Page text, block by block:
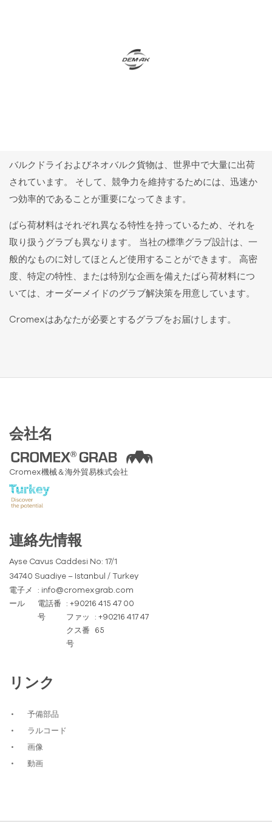
バルクドライおよびネオバルク貨物は、世界中で大量に出荷
されています。 そして、競争力を維持するためには、迅速か
つ効率的であることが重要になってきます。
ばら荷材料はそれぞれ異なる特性を持っているため、それを
取り扱うグラブも異なります。 当社の標準グラブ設計は、一
般的なものに対してほとんど使用することができます。 高密
度、特定の特性、または特別な企画を備えたばら荷材料につ
いては、オーダーメイドのグラブ解決策を用意しています。
Cromexはあなたが必要とするグラブをお届けします。
会社名
Cromex機械＆海外貿易株式会社
連絡先情報
Ayse Cavus Caddesi No: 17/1
34740 Suadiye – Istanbul / Turkey
電子メ
ール
: info@cromexgrab.com
電話番
号
: +90216 415 47 00
ファッ
クス番
号
: +90216 417 47
65
リンク
予備部品
ラルコード
画像
動画